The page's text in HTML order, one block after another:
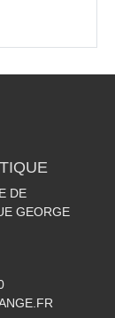
DE
GEORGE